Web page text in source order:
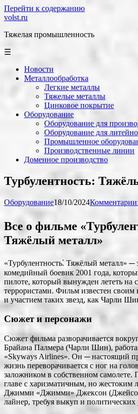
Перейти к содержанию
volst.ru
Тяжелая промышленность
☰
Новости
Металлообработка
Легкие металлы
Тяжелые металлы
Цинковое покрытие
Оборудование
Оборудование для
Оборудование для
Промышленное
Производственные линии
Доменное производство
Турбулентность:
Оборудование18/10/2024
Все о фильме
Тяжёлый металл»
«Турбулентность⁚ Тяжёлый металл» ─
комедийный боевик 2001 года,
пилоте, который вынужден лететь на
террористами. Фильм известен
и участием таких звезд, как Чарли
Сюжет и персонажи
Сюжет фильма разворачивается
Брайана Палмера (Чарли Шин),
«Skyways Airlines». Он ─ настоящий
жизнь переворачивается с ног на
заложником в собственном самолете.
главе с харизматичным, но жестоким
Джимми «Джимми» Джексон
лайнер, требуя выкуп и политических